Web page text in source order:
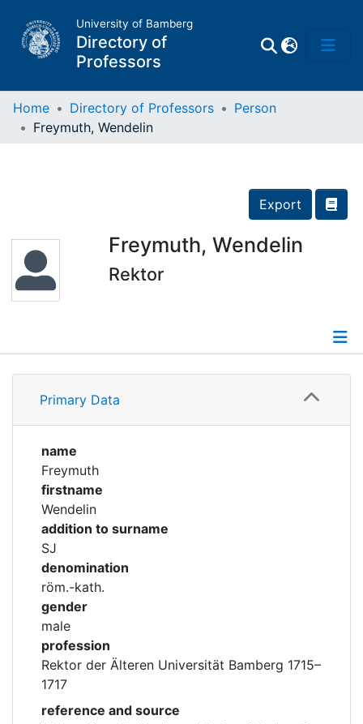
University of Bamberg
Directory of
Professors
Places
Corporations
registry
Home Directory of Professors
Person
Freymuth, Wendelin
Export
Freymuth, Wendelin
Rektor
Profile
Primary Data
name
Freymuth
firstname
Wendelin
addition to surname
SJ
denomination
röm.-kath.
gender
male
profession
Rektor der Älteren Universität Bamberg 1715–
1717
reference and source